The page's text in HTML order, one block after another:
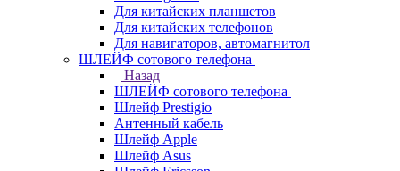
Для китайских планшетов
Для китайских телефонов
Для навигаторов, автомагнитол
ШЛЕЙФ сотового телефона
Назад
ШЛЕЙФ сотового телефона
Шлейф Prestigio
Антенный кабель
Шлейф Apple
Шлейф Asus